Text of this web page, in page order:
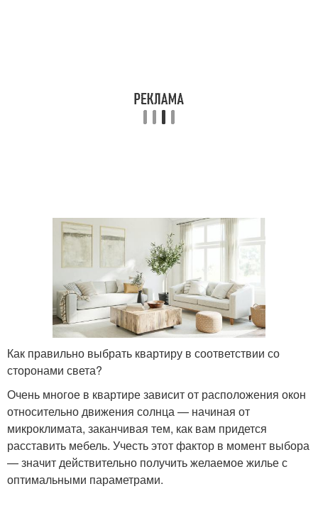
Западные окна
Растения на южных
окнах
Растения на южном окне
Проблемы для южных
окон
Растения на северных
окнах
окне
Пластиковые окна Окна в доме
Как правильно выбрать квартиру в соответствии со
сторонами света?
Очень многое в квартире зависит от расположения окон
относительно движения солнца — начиная от
микроклимата, заканчивая тем, как вам придется
расставить мебель. Учесть этот фактор в момент выбора
— значит действительно получить желаемое жилье с
оптимальными параметрами.